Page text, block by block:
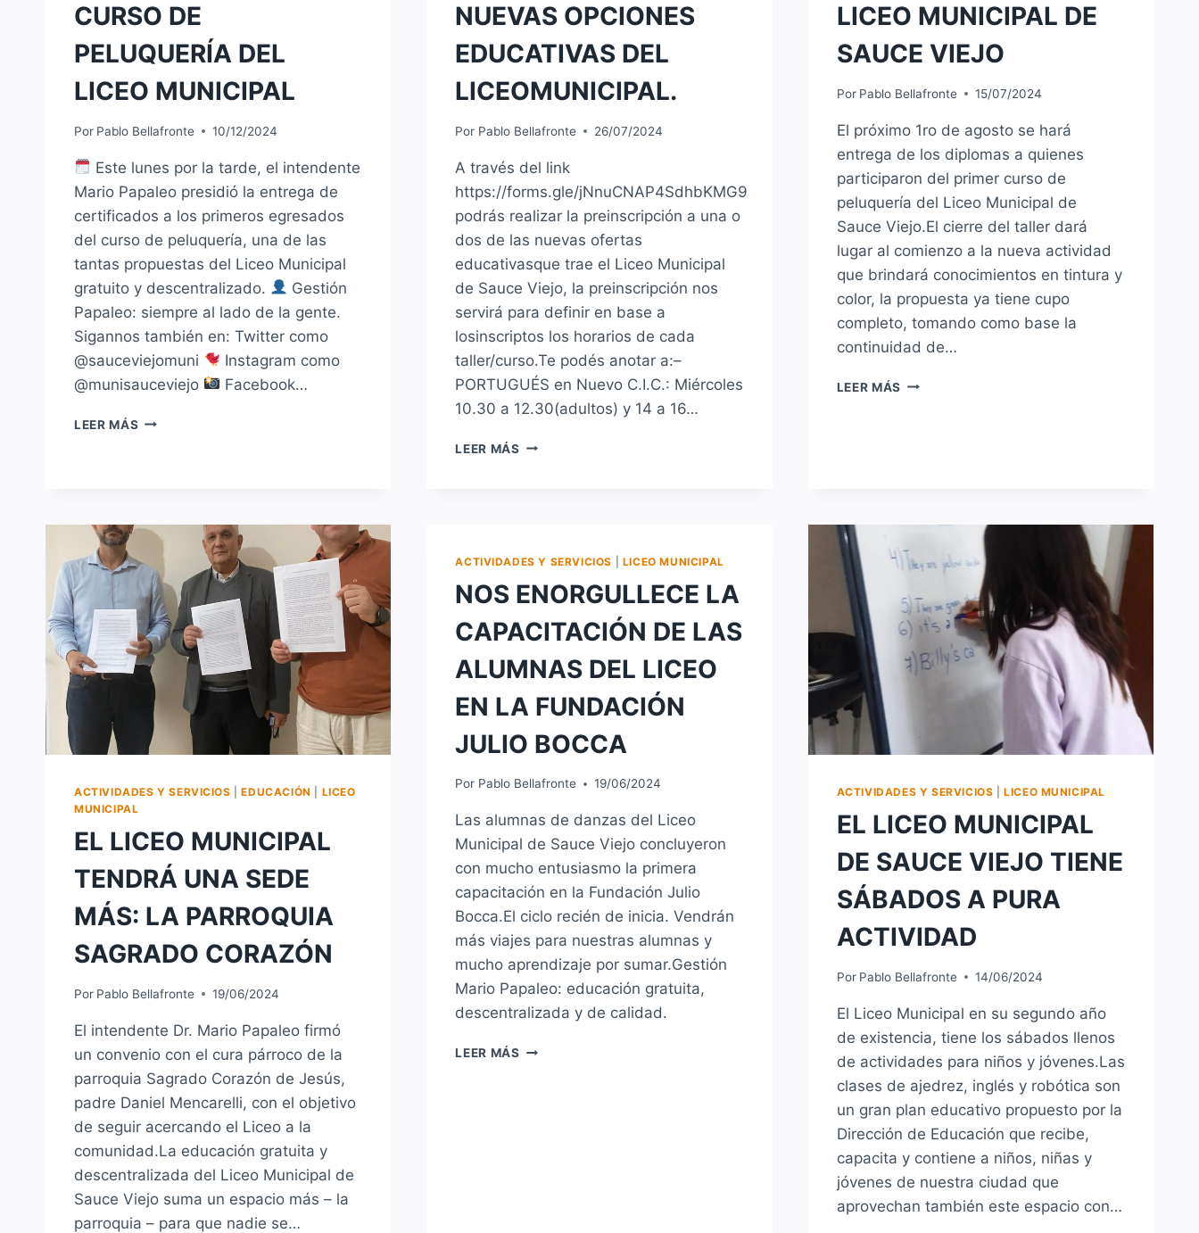
CURSO DE
PELUQUERÍA DEL
LICEO MUNICIPAL
Por Pablo Bellafronte 10/12/2024
Este lunes por la tarde, el intendente
Mario Papaleo presidió la entrega de
certificados a los primeros egresados
del curso de peluquería, una de las
tantas propuestas del Liceo Municipal
gratuito y descentralizado.
Gestión
Papaleo: siempre al lado de la gente.
Sigannos también en: Twitter como
@sauceviejomuni
Instagram como
@munisauceviejo
Facebook…
LEER MÁS PRIMEROS
DEL
MUNICIPAL
NUEVAS OPCIONES
EDUCATIVAS DEL
LICEOMUNICIPAL.
Por Pablo Bellafronte 26/07/2024
A través del link
https://forms.gle/jNnuCNAP4SdhbKMG9
podrás realizar la preinscripción a una o
dos de las nuevas ofertas
educativasque trae el Liceo Municipal
de Sauce Viejo, la preinscripción nos
servirá para definir en base a
losinscriptos los horarios de cada
taller/curso.Te podés anotar a:–
PORTUGUÉS en Nuevo C.I.C.: Miércoles
10.30 a 12.30(adultos) y 14 a 16…
LEER MÁS LANZAMOS
OPCIONES
DEL
LICEO MUNICIPAL DE
SAUCE VIEJO
Por Pablo Bellafronte 15/07/2024
El próximo 1ro de agosto se hará
entrega de los diplomas a quienes
participaron del primer curso de
peluquería del Liceo Municipal de
Sauce Viejo.El cierre del taller dará
lugar al comienzo a la nueva actividad
que brindará conocimientos en tintura y
color, la propuesta ya tiene cupo
completo, tomando como base la
continuidad de…
LEER MÁS FINALIZA
SAUCE
VIEJO
ACTIVIDADES Y SERVICIOS |EDUCACIÓN
LICEO
MUNICIPAL
EL LICEO MUNICIPAL
TENDRÁ UNA SEDE
MÁS: LA PARROQUIA
SAGRADO CORAZÓN
Por Pablo Bellafronte 19/06/2024
El intendente Dr. Mario Papaleo firmó
un convenio con el cura párroco de la
parroquia Sagrado Corazón de Jesús,
padre Daniel Mencarelli, con el objetivo
de seguir acercando el Liceo a la
comunidad.La educación gratuita y
descentralizada del Liceo Municipal de
Sauce Viejo suma un espacio más – la
parroquia – para que nadie se…
ACTIVIDADES Y SERVICIOS LICEO MUNICIPAL
NOS ENORGULLECE LA
CAPACITACIÓN DE LAS
ALUMNAS DEL LICEO
EN LA FUNDACIÓN
JULIO BOCCA
Por Pablo Bellafronte 19/06/2024
Las alumnas de danzas del Liceo
Municipal de Sauce Viejo concluyeron
con mucho entusiasmo la primera
capacitación en la Fundación Julio
Bocca.El ciclo recién de inicia. Vendrán
más viajes para nuestras alumnas y
mucho aprendizaje por sumar.Gestión
Mario Papaleo: educación gratuita,
descentralizada y de calidad.
LEER MÁS NOS
ACTIVIDADES Y SERVICIOS |LICEO MUNICIPAL
EL LICEO MUNICIPAL
DE SAUCE VIEJO TIENE
SÁBADOS A PURA
ACTIVIDAD
Por Pablo Bellafronte 14/06/2024
El Liceo Municipal en su segundo año
de existencia, tiene los sábados llenos
de actividades para niños y jóvenes.Las
clases de ajedrez, inglés y robótica son
un gran plan educativo propuesto por la
Dirección de Educación que recibe,
capacita y contiene a niños, niñas y
jóvenes de nuestra ciudad que
aprovechan también este espacio con…